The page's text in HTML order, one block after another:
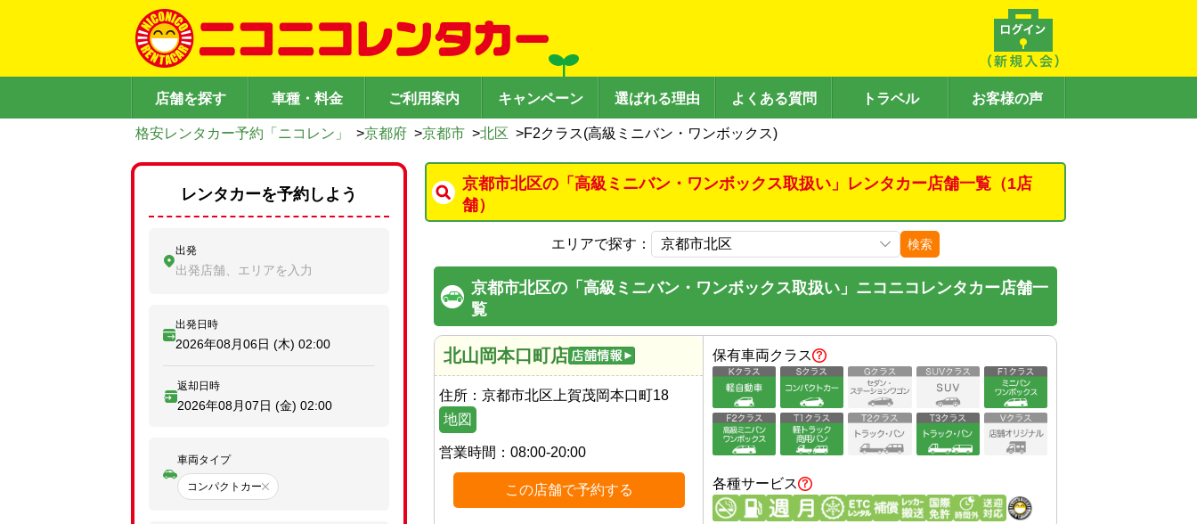
店舗を探す 車種・料金 ご利用案内 キャンペーン 選ばれる理由 よくある質問 トラベル お客様の声
格安レンタカー予約「ニコレン」 >京都府 >京都市 >北区 >F2クラス(高級ミニバン・ワンボックス)
京都市北区の「高級ミニバン・ワンボックス取扱い」レンタカー店舗一覧（1店
舗）
エリアで探す： 検索
京都市北区の「高級ミニバン・ワンボックス取扱い」ニコニコレンタカー店舗一
覧
北山岡本口町店
住所： 京都市北区上賀茂岡本口町18
地図
営業時間： 08:00-20:00
この店舗で予約する
保有車両クラス
各種サービス
レンタカーを予約しよう
出発
出発店舗、エリアを入力
出発日時
2026年08月06日 (木) 02:00
返却日時
2026年08月07日 (金) 02:00
車両タイプ
コンパクトカー